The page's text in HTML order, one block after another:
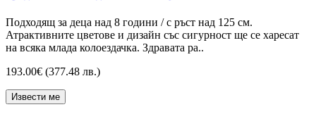
Подходящ за деца над 8 години / с ръст над 125 см.
Атрактивните цветове и дизайн със сигурност ще се харесат
на всяка млада колоездачка. Здравата ра..
193.00€ (377.48 лв.)
Извести ме